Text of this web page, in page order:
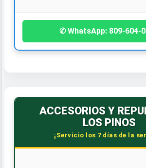
✆ WhatsApp: 809-604-
ACCESORIOS Y
LOS PINOS
¡Servicio los 7 días de la